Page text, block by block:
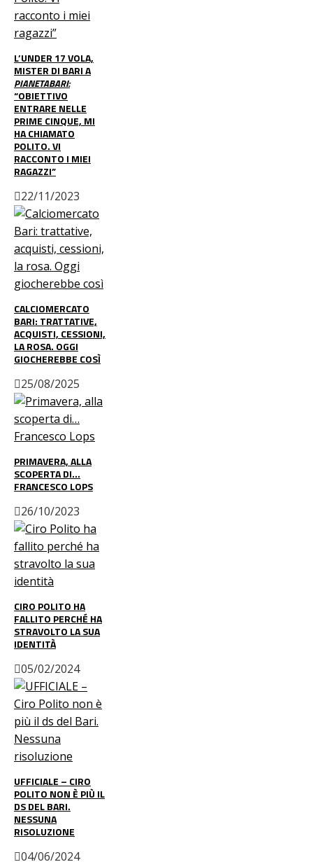
L’UNDER 17 VOLA,
MISTER DI BARI A
PIANETABARI:
“OBIETTIVO
ENTRARE NELLE
PRIME CINQUE, MI
HA CHIAMATO
POLITO. VI
RACCONTO I MIEI
RAGAZZI”
22/11/2023
CALCIOMERCATO
BARI: TRATTATIVE,
ACQUISTI, CESSIONI,
LA ROSA. OGGI
GIOCHEREBBE COSÌ
25/08/2025
PRIMAVERA, ALLA
SCOPERTA DI…
FRANCESCO LOPS
26/10/2023
CIRO POLITO HA
FALLITO PERCHÉ HA
STRAVOLTO LA SUA
IDENTITÀ
05/02/2024
UFFICIALE – CIRO
POLITO NON È PIÙ IL
DS DEL BARI.
NESSUNA
RISOLUZIONE
04/06/2024